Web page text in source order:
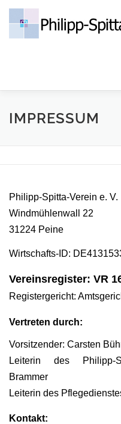
springen
HOME PFLEGE &
DATENSCHUTZ
IMPRESSUM
Philipp-Spitta-Verein e. V.
Windmühlenwall 22
31224 Peine
Wirtschafts-ID:
Vereinsregister: VR
Registergericht:
Vertreten durch:
Vorsitzender: Carsten
Leiterin des Philipp-
Brammer
Leiterin des
Kontakt: